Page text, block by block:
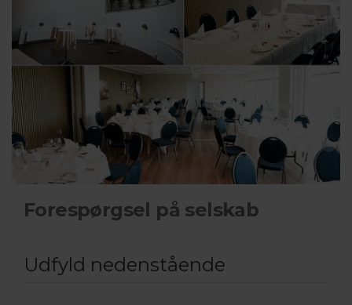
Forespørgsel på selskab
Udfyld nedenstående